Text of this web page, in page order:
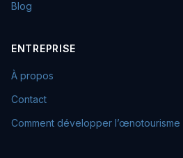
Blog
ENTREPRISE
À propos
Contact
Comment développer